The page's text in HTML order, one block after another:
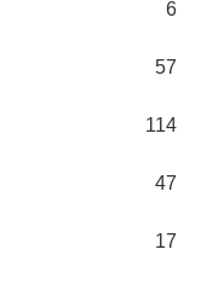
6
57
114
47
17